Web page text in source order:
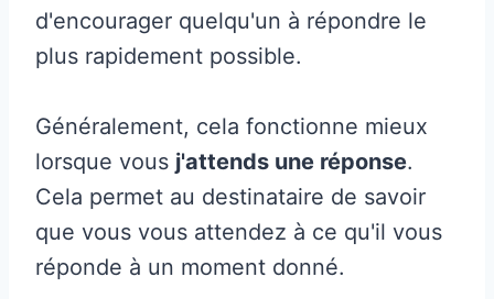
d'encourager quelqu'un à répondre le
plus rapidement possible.
Généralement, cela fonctionne mieux
lorsque vous j'attends une réponse.
Cela permet au destinataire de savoir
que vous vous attendez à ce qu'il vous
réponde à un moment donné.